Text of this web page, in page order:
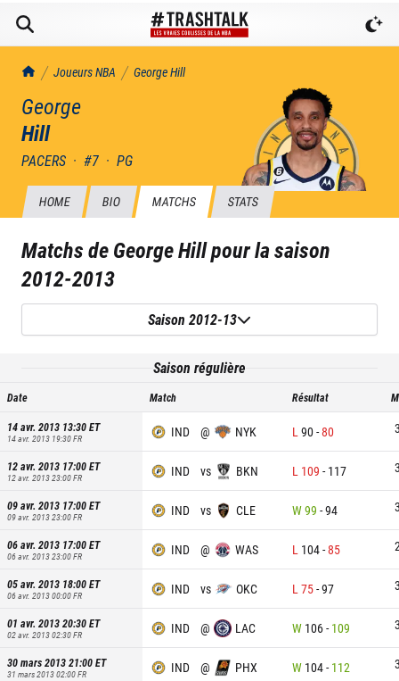
TrashTalk Actu NBA
Joueurs NBA GeorgeHill
George
Hill
PACERS · #7 · PG
HOME BIO MATCHS STATS
Matchs deGeorge Hillpour la saison
2012-2013
Saison 2012-13
Saison régulière
Date Match Résultat
14 avr. 2013 13:30ET
14 avr. 2013 19:30FR IND @ NYK L 90-80
12 avr. 2013 17:00ET
12 avr. 2013 23:00FR IND vs BKN L 109 - 117
09 avr. 2013 17:00ET
09 avr. 2013 23:00FR IND vs CLE W99 -94
06 avr. 2013 17:00ET
06 avr. 2013 23:00FR IND @ WAS L 104-85
05 avr. 2013 18:00ET
06 avr. 2013 00:00FR IND vs OKC L 75-97
01 avr. 2013 20:30ET
02 avr. 2013 02:30FR IND @ LAC W 106- 109
30 mars 2013 21:00ET
31 mars 2013 02:00FR IND @ PHX W 104- 112